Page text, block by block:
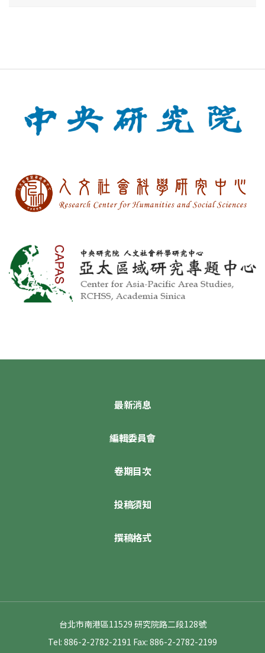
最新消息
編輯委員會
卷期目次
投稿須知
撰稿格式
台北市南港區11529 研究院路二段128號
Tel: 886-2-2782-2191 Fax: 886-2-2782-2199